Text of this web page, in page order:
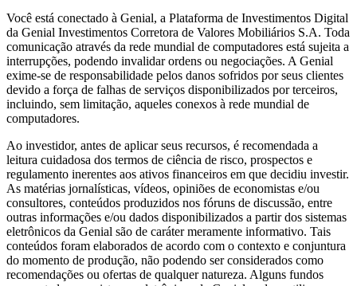
Você está conectado à Genial, a Plataforma de Investimentos Digital
da Genial Investimentos Corretora de Valores Mobiliários S.A. Toda
comunicação através da rede mundial de computadores está sujeita a
interrupções, podendo invalidar ordens ou negociações. A Genial
exime-se de responsabilidade pelos danos sofridos por seus clientes
devido a força de falhas de serviços disponibilizados por terceiros,
incluindo, sem limitação, aqueles conexos à rede mundial de
computadores.
Ao investidor, antes de aplicar seus recursos, é recomendada a
leitura cuidadosa dos termos de ciência de risco, prospectos e
regulamento inerentes aos ativos financeiros em que decidiu investir.
As matérias jornalísticas, vídeos, opiniões de economistas e/ou
consultores, conteúdos produzidos nos fóruns de discussão, entre
outras informações e/ou dados disponibilizados a partir dos sistemas
eletrônicos da Genial são de caráter meramente informativo. Tais
conteúdos foram elaborados de acordo com o contexto e conjuntura
do momento de produção, não podendo ser considerados como
recomendações ou ofertas de qualquer natureza. Alguns fundos